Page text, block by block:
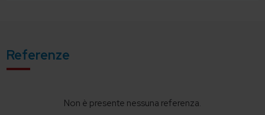
Referenze
Non è presente nessuna referenza.